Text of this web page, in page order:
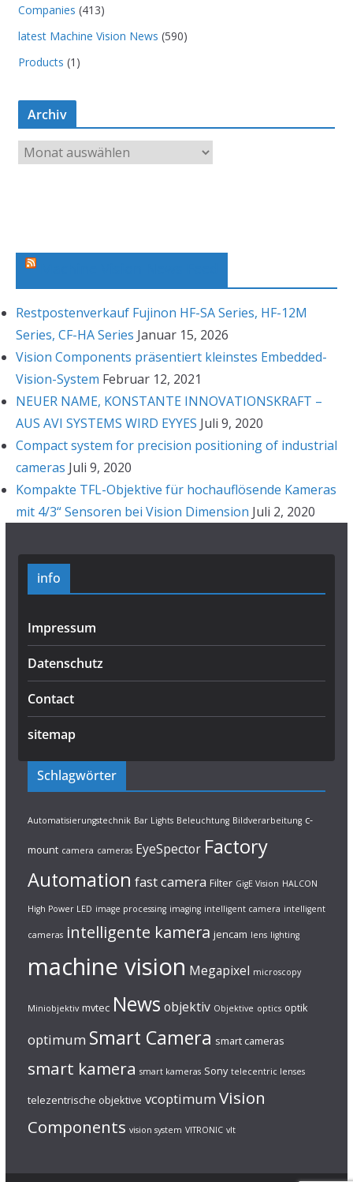
Companies (413)
latest Machine Vision News (590)
Products (1)
Archiv
r
Restpostenverkauf Fujinon HF-SA Series, HF-12M
Series, CF-HA Series Januar 15, 2026
Vision Components präsentiert kleinstes Embedded-
Vision-System Februar 12, 2021
NEUER NAME, KONSTANTE INNOVATIONSKRAFT –
AUS AVI SYSTEMS WIRD EYYES Juli 9, 2020
Compact system for precision positioning of industrial
cameras Juli 9, 2020
Kompakte TFL-Objektive für hochauflösende Kameras
mit 4/3“ Sensoren bei Vision Dimension Juli 2, 2020
info
Impressum
Datenschutz
Contact
sitemap
Schlagwörter
Automatisierungstechnik Bar Lights Beleuchtung Bildverarbeitung c-
mount camera cameras EyeSpector Factory
Automation fast camera Filter GigE Vision HALCON
High Power LED image processing imaging intelligent camera intelligent
cameras intelligente kamera jencam lens lighting
machine vision Megapixel microscopy
Miniobjektiv mvtec News objektiv Objektive optics optik
optimum Smart Camera smart cameras
smart kamera smart kameras Sony telecentric lenses
telezentrische objektive vcoptimum Vision
Components vision system VITRONIC vlt